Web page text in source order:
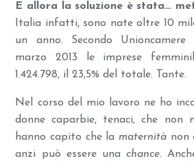
E allora la soluzione è stata…
Italia infatti, sono nate oltre 10
un anno. Secondo
marzo 2013 le imprese
1.424.798, il 23,5% del totale. Tante.
Nel corso del mio lavoro ne ho
donne caparbie, tenaci, che non
hanno capito che la maternitànon
anzi può essere unachance.